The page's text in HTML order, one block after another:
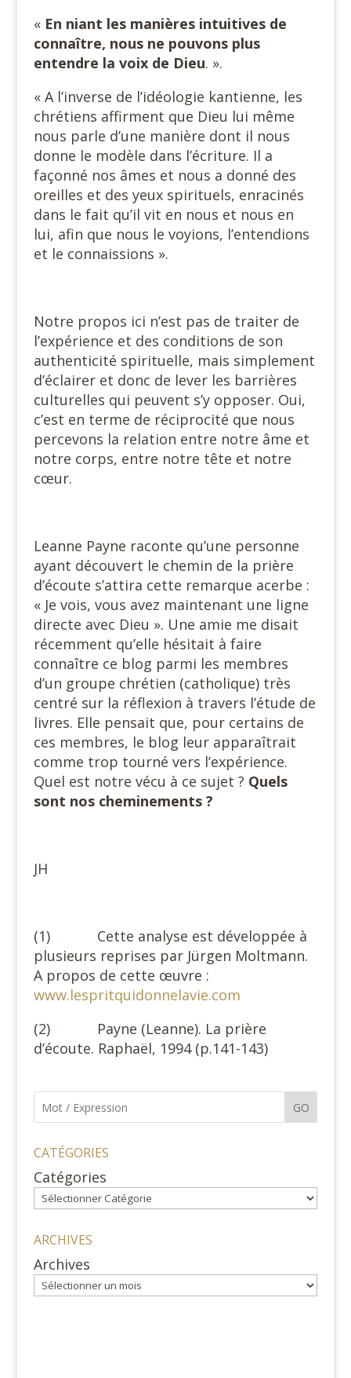
« En niant les manières intuitives de
connaître, nous ne pouvons plus
entendre la voix de Dieu. ».
« A l’inverse de l’idéologie kantienne, les
chrétiens affirment que Dieu lui même
nous parle d’une manière dont il nous
donne le modèle dans l’écriture. Il a
façonné nos âmes et nous a donné des
oreilles et des yeux spirituels, enracinés
dans le fait qu’il vit en nous et nous en
lui, afin que nous le voyions, l’entendions
et le connaissions ».
Notre propos ici n’est pas de traiter de
l’expérience et des conditions de son
authenticité spirituelle, mais simplement
d’éclairer et donc de lever les barrières
culturelles qui peuvent s’y opposer. Oui,
c’est en terme de réciprocité que nous
percevons la relation entre notre âme et
notre corps, entre notre tête et notre
cœur.
Leanne Payne raconte qu’une personne
ayant découvert le chemin de la prière
d’écoute s’attira cette remarque acerbe :
« Je vois, vous avez maintenant une ligne
directe avec Dieu ». Une amie me disait
récemment qu’elle hésitait à faire
connaître ce blog parmi les membres
d’un groupe chrétien (catholique) très
centré sur la réflexion à travers l’étude de
livres. Elle pensait que, pour certains de
ces membres, le blog leur apparaîtrait
comme trop tourné vers l’expérience.
Quel est notre vécu à ce sujet ? Quels
sont nos cheminements ?
JH
(1) Cette analyse est développée à
plusieurs reprises par Jürgen Moltmann.
A propos de cette œuvre :
www.lespritquidonnelavie.com
(2) Payne (Leanne). La prière
d’écoute. Raphaël, 1994 (p.141-143)
GO
CATÉGORIES
Catégories
ARCHIVES
Archives